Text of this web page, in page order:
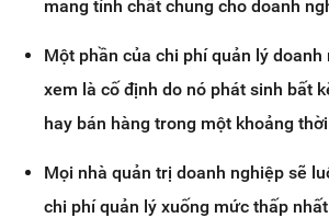
mang tính chất chung cho doanh
Một phần của chi phí quản lý
xem là cố định do nó phát sinh bất
hay bán hàng trong một khoảng
Mọi nhà quản trị doanh nghiệp sẽ
chi phí quản lý xuống mức thấp